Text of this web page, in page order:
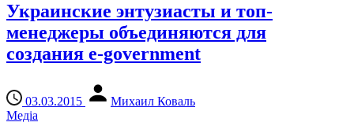
Украинские энтузиасты и топ-
менеджеры объединяются для
создания e-government
03.03.2015
Михаил Коваль
Медіа